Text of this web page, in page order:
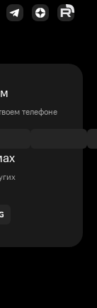
телефоне